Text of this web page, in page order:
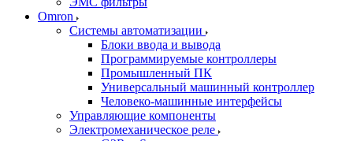
Omron
Системы автоматизации
Блоки ввода и вывода
Программируемые контроллеры
Промышленный ПК
Универсальный машинный контроллер
Человеко-машинные интерфейсы
Управляющие компоненты
Электромеханическое реле